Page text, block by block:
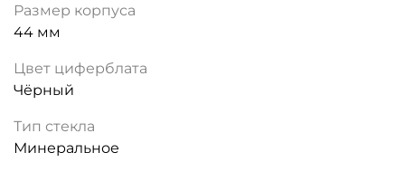
Размер корпуса
44 мм
Цвет циферблата
Чёрный
Тип стекла
Минеральное